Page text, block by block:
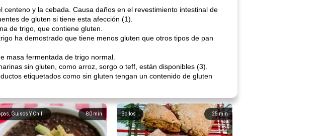
y la cebada. Causa daños en el revestimiento intestinal de
de gluten si tiene esta afección (1).
de trigo, que contiene gluten.
ha demostrado que tiene menos gluten que otros tipos de pan
masa fermentada de trigo normal.
sin gluten, como arroz, sorgo o teff, están disponibles (3).
etiquetados como sin gluten tengan un contenido de gluten
80 min
Guisos Y Chili 25min
Bollos